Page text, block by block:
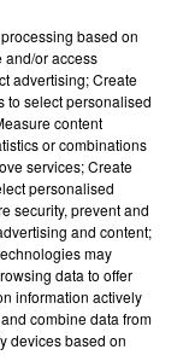
une
magasins de
présenté ci-
de page.
entre 12-
based on
and/or access
advertising; Create
to select personalised
content
or combinations
services; Create
personalised
security, prevent and
and content;
may
data to offer
information actively
combine data from
devices based on